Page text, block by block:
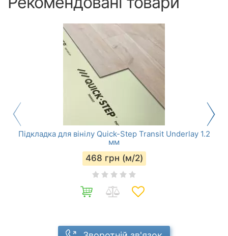
Підкладка для вінілу Quick-Step Transit Underlay 1.2
мм
468 грн (м/2)